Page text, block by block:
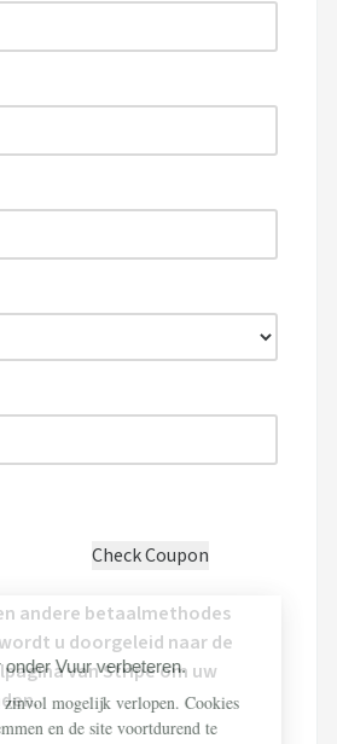
andere betaalmethodes
u doorgeleid naar de
van Stripe om uw